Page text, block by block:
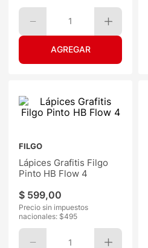
1
FILGO
Lápices Grafitis Filgo
Pinto HB Flow 4
$ 599,00
Precio sin impuestos
nacionales: $495
1